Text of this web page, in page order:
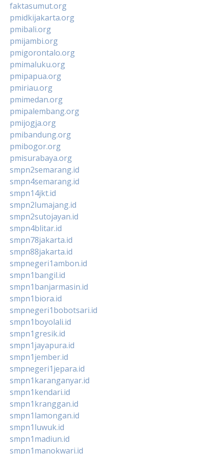
faktasumut.org
pmidkijakarta.org
pmibali.org
pmijambi.org
pmigorontalo.org
pmimaluku.org
pmipapua.org
pmiriau.org
pmimedan.org
pmipalembang.org
pmijogja.org
pmibandung.org
pmibogor.org
pmisurabaya.org
smpn2semarang.id
smpn4semarang.id
smpn14jkt.id
smpn2lumajang.id
smpn2sutojayan.id
smpn4blitar.id
smpn78jakarta.id
smpn88jakarta.id
smpnegeri1ambon.id
smpn1bangil.id
smpn1banjarmasin.id
smpn1biora.id
smpnegeri1bobotsari.id
smpn1boyolali.id
smpn1gresik.id
smpn1jayapura.id
smpn1jember.id
smpnegeri1jepara.id
smpn1karanganyar.id
smpn1kendari.id
smpn1kranggan.id
smpn1lamongan.id
smpn1luwuk.id
smpn1madiun.id
smpn1manokwari.id